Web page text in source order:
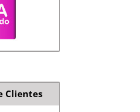
Clientes